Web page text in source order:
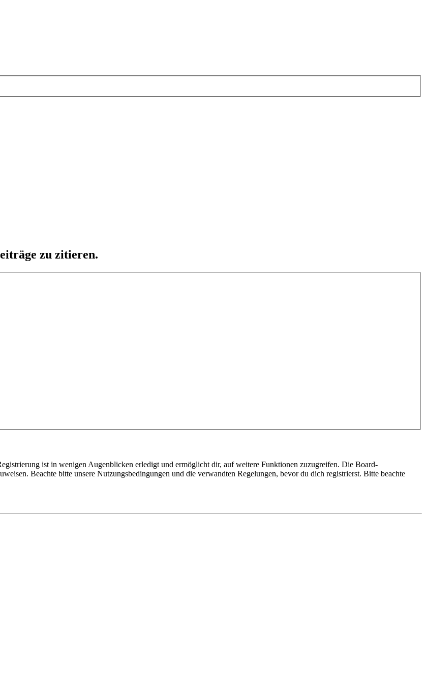
zu zitieren.
ist in wenigen Augenblicken erledigt und ermöglicht dir, auf weitere Funktionen zuzugreifen. Die Board-
Beachte bitte unsere Nutzungsbedingungen und die verwandten Regelungen, bevor du dich registrierst. Bitte beachte